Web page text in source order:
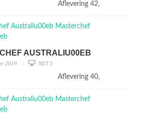
Aflevering 42,
AUSTRALIU00EB
2019 NET 5
Aflevering 40,